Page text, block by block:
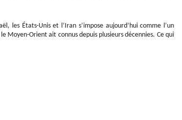
les États-Unis et l’Iran s’impose aujourd’hui comme l’un
Moyen-Orient ait connus depuis plusieurs décennies. Ce qui